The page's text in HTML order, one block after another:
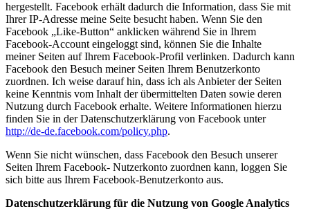
hergestellt. Facebook erhält dadurch die Information, dass Sie mit
Ihrer IP-Adresse meine Seite besucht haben. Wenn Sie den
Facebook „Like-Button“ anklicken während Sie in Ihrem
Facebook-Account eingeloggt sind, können Sie die Inhalte
meiner Seiten auf Ihrem Facebook-Profil verlinken. Dadurch kann
Facebook den Besuch meiner Seiten Ihrem Benutzerkonto
zuordnen. Ich weise darauf hin, dass ich als Anbieter der Seiten
keine Kenntnis vom Inhalt der übermittelten Daten sowie deren
Nutzung durch Facebook erhalte. Weitere Informationen hierzu
finden Sie in der Datenschutzerklärung von Facebook unter
http://de-de.facebook.com/policy.php.
Wenn Sie nicht wünschen, dass Facebook den Besuch unserer
Seiten Ihrem Facebook- Nutzerkonto zuordnen kann, loggen Sie
sich bitte aus Ihrem Facebook-Benutzerkonto aus.
Datenschutzerklärung für die Nutzung von Google Analytics